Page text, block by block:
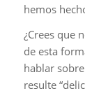
hemos
¿Crees que
de esta
hablar
resulte